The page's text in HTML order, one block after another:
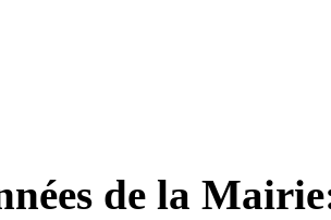
de la